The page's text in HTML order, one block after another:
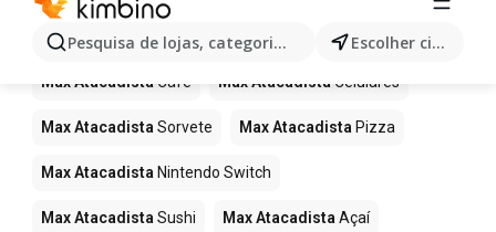
Pesquisa de lojas, categorias,produtos... Escolher cidade
para este termo.
Mais produtos em Max Atacadista
Max Atacadista Café Max Atacadista Celulares
Max Atacadista Sorvete Max Atacadista Pizza
Max Atacadista Nintendo Switch
Max Atacadista Sushi Max Atacadista Açaí